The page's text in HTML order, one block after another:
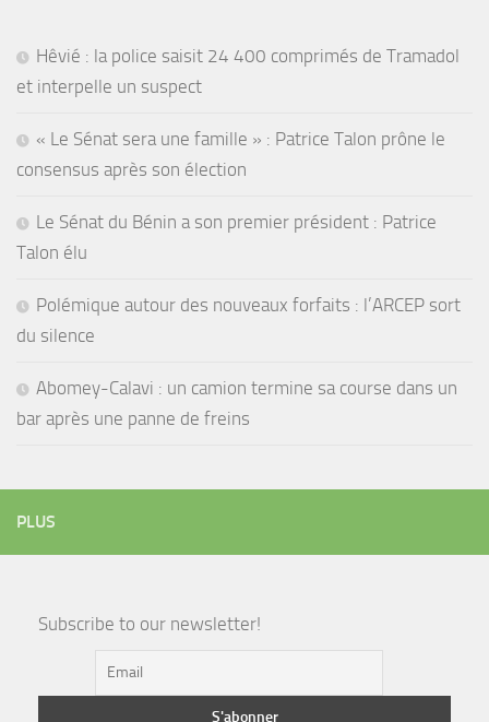
Hêvié : la police saisit 24 400 comprimés de Tramadol
et interpelle un suspect
« Le Sénat sera une famille » : Patrice Talon prône le
consensus après son élection
Le Sénat du Bénin a son premier président : Patrice
Talon élu
Polémique autour des nouveaux forfaits : l’ARCEP sort
du silence
Abomey-Calavi : un camion termine sa course dans un
bar après une panne de freins
PLUS
Subscribe to our newsletter!